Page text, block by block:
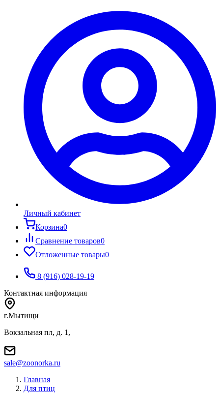
Личный кабинет
Корзина0
Сравнение товаров0
Отложенные товары0
8 (916) 028-19-19
Контактная информация
г.Мытищи
Вокзальная пл, д. 1,
sale@zoonorka.ru
Главная
Для птиц